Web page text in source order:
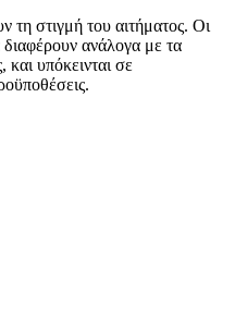
τη στιγμή του αιτήματος. Οι
διαφέρουν ανάλογα με τα
και υπόκεινται σε